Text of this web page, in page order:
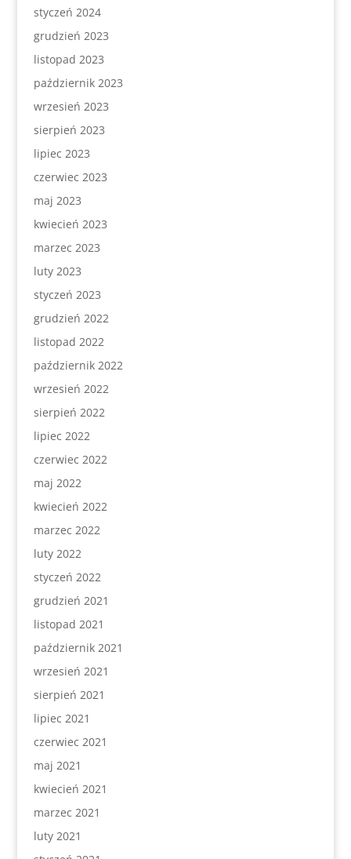
styczeń 2024
grudzień 2023
listopad 2023
październik 2023
wrzesień 2023
sierpień 2023
lipiec 2023
czerwiec 2023
maj 2023
kwiecień 2023
marzec 2023
luty 2023
styczeń 2023
grudzień 2022
listopad 2022
październik 2022
wrzesień 2022
sierpień 2022
lipiec 2022
czerwiec 2022
maj 2022
kwiecień 2022
marzec 2022
luty 2022
styczeń 2022
grudzień 2021
listopad 2021
październik 2021
wrzesień 2021
sierpień 2021
lipiec 2021
czerwiec 2021
maj 2021
kwiecień 2021
marzec 2021
luty 2021